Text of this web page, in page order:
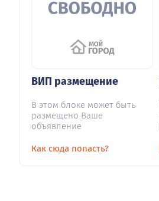
ВИП размещение
В этом блоке может быть
размещено Ваше
объявление
Как сюда попасть?